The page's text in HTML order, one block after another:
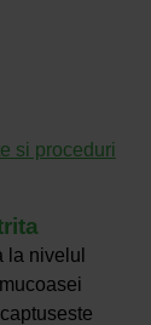
si proceduri
la nivelul